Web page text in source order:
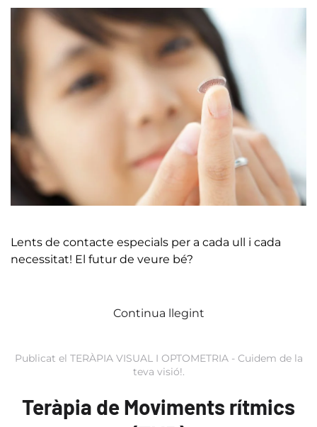
Lents de contacte especials per a cada ull i cada
necessitat! El futur de veure bé?
Continua llegint
Publicat el TERÀPIA VISUAL I OPTOMETRIA - Cuidem de la
teva visió!.
Teràpia de Moviments rítmics